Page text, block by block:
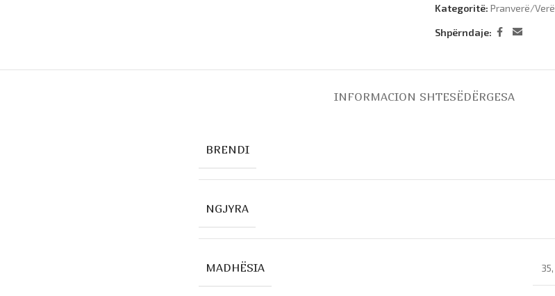
Kategoritë: Pranverë/Verë
Shpërndaje:
INFORMACION SHTESËDËRGESA
BRENDI
NGJYRA
MADHËSIA 35,